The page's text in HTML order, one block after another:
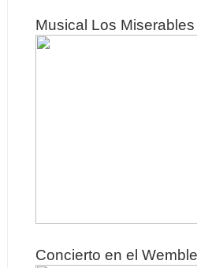
Musical Los Miserables
Concierto en el